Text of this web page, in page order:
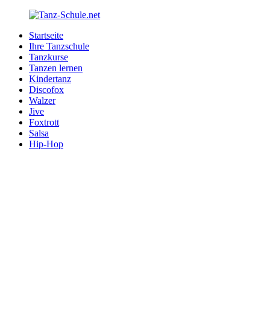
Zurück
Inhalt
Tanz-
Schule.net
Ihre
Tanzschule
Internet
Startseite
Ihre Tanzschule
Tanzkurse
Tanzen lernen
Kindertanz
Discofox
Walzer
Jive
Foxtrott
Salsa
Hip-Hop